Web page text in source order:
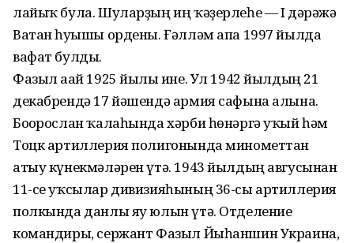
лайыҡ була. Шуларҙың иң ҡәҙерлеһе — I дәрәжә
Ватан һуғышы ордены. Ғәлләм апа 1997 йылда
вафат булды.
Фазыл ағай 1925 йылғы ине. Ул 1942 йылдың 21
декабрендә 17 йәшендә армия сафына алына.
Боғорослан ҡалаһында хәрби һөнәргә уҡый һәм
Тоцк артиллерия полигонында минометтан
атыу күнекмәләрен үтә. 1943 йылдың авгусынан
11-се уҡсылар дивизияһының 36-сы артиллерия
полкында данлы яу юлын үтә. Отделение
командиры, сержант Фазыл Йыһаншин Украина,